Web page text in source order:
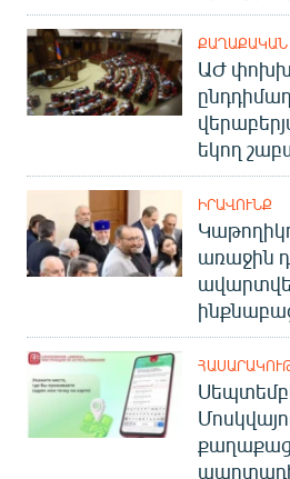
ՔԱՂԱՔԱԿԱՆ
ԱԺ
եկող
ԻՐԱՎՈՒՆՔ
առաջին